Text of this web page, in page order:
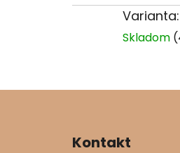
Skladom
Kontakt